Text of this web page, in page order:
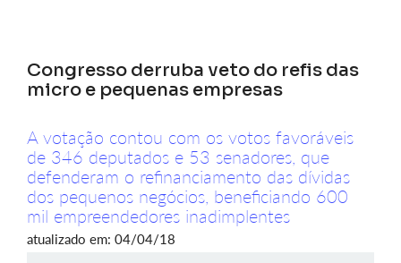
Congresso derruba veto do refis das
micro e pequenas empresas
A votação contou com os votos favoráveis
de 346 deputados e 53 senadores, que
defenderam o refinanciamento das dívidas
dos pequenos negócios, beneficiando 600
mil empreendedores inadimplentes
atualizado em: 04/04/18